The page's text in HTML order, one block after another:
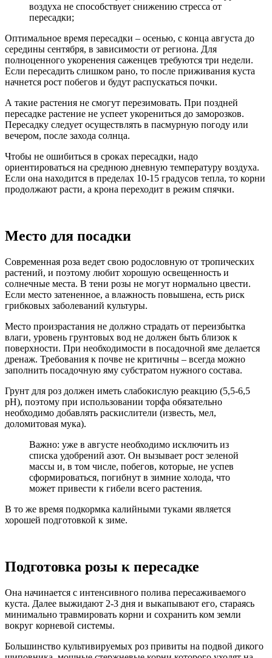
воздуха не способствует снижению стресса от
пересадки;
Оптимальное время пересадки – осенью, с конца августа до
середины сентября, в зависимости от региона. Для
полноценного укоренения саженцев требуются три недели.
Если пересадить слишком рано, то после приживания куста
начнется рост побегов и будут распускаться почки.
А такие растения не смогут перезимовать. При поздней
пересадке растение не успеет укорениться до заморозков.
Пересадку следует осуществлять в пасмурную погоду или
вечером, после захода солнца.
Чтобы не ошибиться в сроках пересадки, надо
ориентироваться на среднюю дневную температуру воздуха.
Если она находится в пределах 10-15 градусов тепла, то корни
продолжают расти, а крона переходит в режим спячки.
Место для посадки
Современная роза ведет свою родословную от тропических
растений, и поэтому любит хорошую освещенность и
солнечные места. В тени розы не могут нормально цвести.
Если место затененное, а влажность повышена, есть риск
грибковых заболеваний культуры.
Место произрастания не должно страдать от переизбытка
влаги, уровень грунтовых вод не должен быть близок к
поверхности. При необходимости в посадочной яме делается
дренаж. Требования к почве не критичны – всегда можно
заполнить посадочную яму субстратом нужного состава.
Грунт для роз должен иметь слабокислую реакцию (5,5-6,5
pH), поэтому при использовании торфа обязательно
необходимо добавлять раскислители (известь, мел,
доломитовая мука).
Важно: уже в августе необходимо исключить из
списка удобрений азот. Он вызывает рост зеленой
массы и, в том числе, побегов, которые, не успев
сформироваться, погибнут в зимние холода, что
может привести к гибели всего растения.
В то же время подкормка калийными туками является
хорошей подготовкой к зиме.
Подготовка розы к пересадке
Она начинается с интенсивного полива пересаживаемого
куста. Далее выжидают 2-3 дня и выкапывают его, стараясь
минимально травмировать корни и сохранить ком земли
вокруг корневой системы.
Большинство культивируемых роз привиты на подвой дикого